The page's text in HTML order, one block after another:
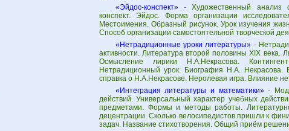
«Эйдос-конспект»- Художественный анализ
конспект. Эйдос. Форма организации
Местоимения. Образный рисунок. Урок изучения
Способ организации самостоятельной творческой
«Нетрадиционные уроки литературы» -
активности. Литература второй половины XIX
Осмысление лирики Н.А.Некрасова.
Нетрадиционный урок. Биография Н.А. Некрасова.
справка о Н.А.Некрасове. Неролевая игра. Влияние
«Интеграция литературы и математики»-
действий. Универсальный характер учебных
предметами. Формы и методы работы.
децентрации. Сколько велосипедистов пришли к
задач. Название стихотворения. Общий приём